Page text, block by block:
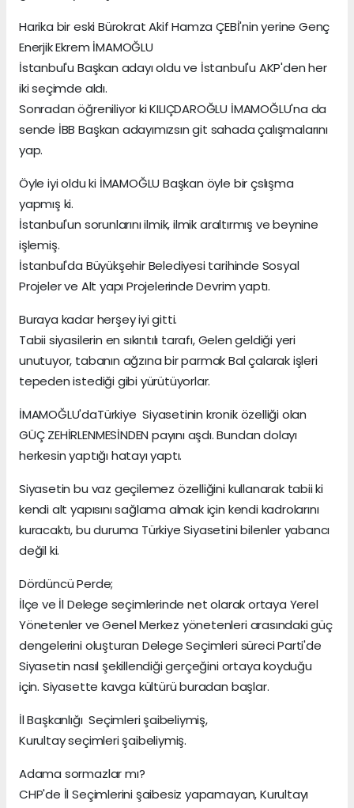
Harika bir eski Bürokrat Akif Hamza ÇEBİ'nin yerine Genç
Enerjik Ekrem İMAMOĞLU
İstanbul'u Başkan adayı oldu ve İstanbul'u AKP'den her
iki seçimde aldı.
Sonradan öğreniliyor ki KILIÇDAROĞLU İMAMOĞLU'na da
sende İBB Başkan adayımızsın git sahada çalışmalarını
yap.
Öyle iyi oldu ki İMAMOĞLU Başkan öyle bir çslışma
yapmış ki.
İstanbul'un sorunlarını ilmik, ilmik araltırmış ve beynine
işlemiş.
İstanbul'da Büyükşehir Belediyesi tarihinde Sosyal
Projeler ve Alt yapı Projelerinde Devrim yaptı.
Buraya kadar herşey iyi gitti.
Tabii siyasilerin en sıkıntılı tarafı, Gelen geldiği yeri
unutuyor, tabanın ağzına bir parmak Bal çalarak işleri
tepeden istediği gibi yürütüyorlar.
İMAMOĞLU'daTürkiye Siyasetinin kronik özelliği olan
GÜÇ ZEHİRLENMESİNDEN payını aşdı. Bundan dolayı
herkesin yaptığı hatayı yaptı.
Siyasetin bu vaz geçilemez özelliğini kullanarak tabii ki
kendi alt yapısını sağlama almak için kendi kadrolarını
kuracaktı, bu duruma Türkiye Siyasetini bilenler yabancı
değil ki.
Dördüncü Perde;
İlçe ve İl Delege seçimlerinde net olarak ortaya Yerel
Yönetenler ve Genel Merkez yönetenleri arasındaki güç
dengelerini oluşturan Delege Seçimleri süreci Parti'de
Siyasetin nasıl şekillendiği gerçeğini ortaya koyduğu
için. Siyasette kavga kültürü buradan başlar.
İl Başkanlığı Seçimleri şaibeliymiş,
Kurultay seçimleri şaibeliymiş.
Adama sormazlar mı?
CHP'de İl Seçimlerini şaibesiz yapamayan, Kurultayı